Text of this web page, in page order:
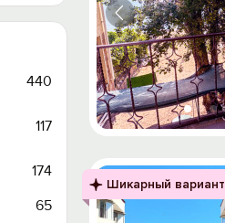
440
117
174
65
Шикарный вариант